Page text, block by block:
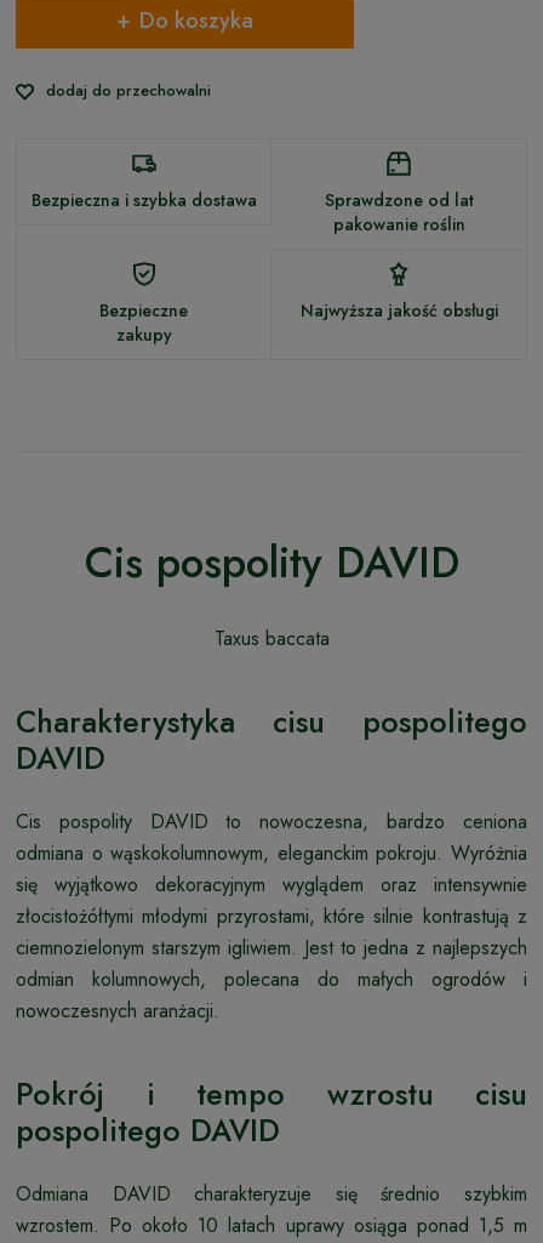
Do koszyka
dodaj do przechowalni
Bezpieczna i szybka dostawa
Sprawdzone od lat
pakowanie roślin
Bezpieczne
zakupy
Najwyższa jakość obsługi
Cis pospolity DAVID
Taxus baccata
Charakterystyka cisu pospolitego
DAVID
Cis pospolity DAVID to nowoczesna, bardzo ceniona
odmiana o wąskokolumnowym, eleganckim pokroju. Wyróżnia
się wyjątkowo dekoracyjnym wyglądem oraz intensywnie
złocistożółtymi młodymi przyrostami, które silnie kontrastują z
ciemnozielonym starszym igliwiem. Jest to jedna z najlepszych
odmian kolumnowych, polecana do małych ogrodów i
nowoczesnych aranżacji.
Pokrój i tempo wzrostu cisu
pospolitego DAVID
Odmiana DAVID charakteryzuje się średnio szybkim
wzrostem. Po około 10 latach uprawy osiąga ponad 1,5 m